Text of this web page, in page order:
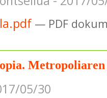
— PDF
05/30